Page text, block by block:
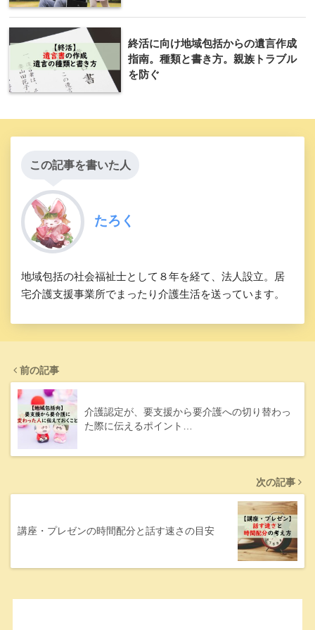
終活に向け地域包括からの遺言作成
指南。種類と書き方。親族トラブル
を防ぐ
この記事を書いた人
たろく
地域包括の社会福祉士として８年を経て、法人設立。居
宅介護支援事業所でまったり介護生活を送っています。
前の記事
介護認定が、要支援から要介護への切り替わっ
た際に伝えるポイント…
次の記事
講座・プレゼンの時間配分と話す速さの目安